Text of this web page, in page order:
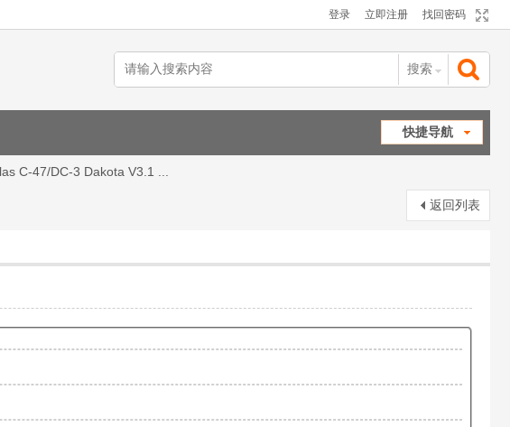
登录 立即注册 找回密码
搜索
快捷导航
C-47/DC-3 Dakota V3.1 ...
返回列表